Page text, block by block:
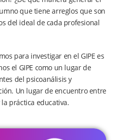
que tiene arreglos que son
del ideal de cada profesional
para investigar en el GIPE es
el GIPE como un lugar de
del psicoanálisis y
Un lugar de encuentro entre
práctica educativa.